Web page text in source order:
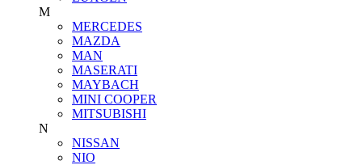
M
MERCEDES
MAZDA
MAN
MASERATI
MAYBACH
MINI COOPER
MITSUBISHI
N
NISSAN
NIO